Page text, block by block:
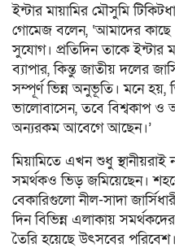
ইন্টার মায়ামির মৌসুমি
গোমেজ বলেন, ‘আমাদের
সুযোগ। প্রতিদিন তাকে ইন্টার
ব্যাপার, কিন্তু জাতীয় দলের
সম্পূর্ণ ভিন্ন অনুভূতি। মনে হয়,
ভালোবাসেন, তবে বিশ্বকাপ ও
অন্যরকম আবেগে আছেন।’
মিয়ামিতে এখন শুধু
সমর্থকও ভিড় জমিয়েছেন।
বেকারিগুলো নীল-সাদা
দিন বিভিন্ন এলাকায়
তৈরি হয়েছে উৎসবের পরিবেশ।